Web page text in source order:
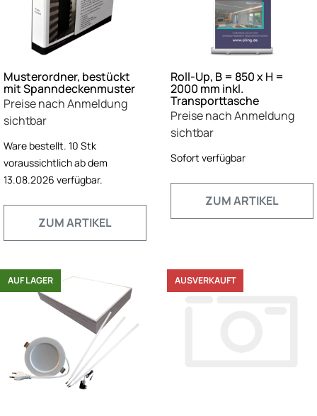
Musterordner, bestückt
mit Spanndeckenmuster
Preise nach Anmeldung
sichtbar
Ware bestellt. 10 Stk
voraussichtlich ab dem
13.08.2026 verfügbar.
ZUM ARTIKEL
Roll-Up, B = 850 x H =
2000 mm inkl.
Transporttasche
Preise nach Anmeldung
sichtbar
Sofort verfügbar
ZUM ARTIKEL
AUF LAGER AUSVERKAUFT